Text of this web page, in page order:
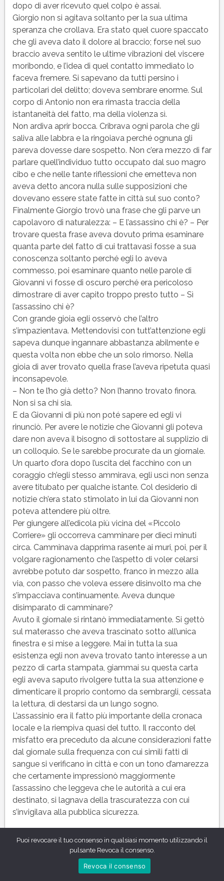
dopo di aver ricevuto quel colpo è assai.
Giorgio non si agitava soltanto per la sua ultima
speranza che crollava. Era stato quel cuore spaccato
che gli aveva dato il dolore al braccio; forse nel suo
braccio aveva sentito le ultime vibrazioni del viscere
moribondo, e l’idea di quel contatto immediato lo
faceva fremere. Si sapevano da tutti persino i
particolari del delitto; doveva sembrare enorme. Sul
corpo di Antonio non era rimasta traccia della
istantaneità del fatto, ma della violenza sì.
Non ardiva aprir bocca. Cribrava ogni parola che gli
saliva alle labbra e la ringoiava perché ognuna gli
pareva dovesse dare sospetto. Non c’era mezzo di far
parlare quell’individuo tutto occupato dal suo magro
cibo e che nelle tante riflessioni che emetteva non
aveva detto ancora nulla sulle supposizioni che
dovevano essere state fatte in città sul suo conto?
Finalmente Giorgio trovò una frase che gli parve un
capolavoro di naturalezza: – E l’assassino chi è? – Per
trovare questa frase aveva dovuto prima esaminare
quanta parte del fatto di cui trattavasi fosse a sua
conoscenza soltanto perché egli lo aveva
commesso, poi esaminare quanto nelle parole di
Giovanni vi fosse di oscuro perché era pericoloso
dimostrare di aver capito troppo presto tutto – Sì
l’assassino chi è?
Con grande gioia egli osservò che l’altro
s’impazientava. Mettendovisi con tutt’attenzione egli
sapeva dunque ingannare abbastanza abilmente e
questa volta non ebbe che un solo rimorso. Nella
gioia di aver trovato quella frase l’aveva ripetuta quasi
inconsapevole.
– Non te l’ho già detto? Non l’hanno trovato finora.
Non si sa chi sia.
E da Giovanni di più non poté sapere ed egli vi
rinunciò. Per avere le notizie che Giovanni gli poteva
dare non aveva il bisogno di sottostare al supplizio di
un colloquio. Se le sarebbe procurate da un giornale.
Un quarto d’ora dopo l’uscita del facchino con un
coraggio ch’egli stesso ammirava, egli uscì non senza
avere titubato per qualche istante. Col desiderio di
notizie ch’era stato stimolato in lui da Giovanni non
poteva attendere più oltre.
Per giungere all’edicola più vicina del «Piccolo
Corriere» gli occorreva camminare per dieci minuti
circa. Camminava dapprima rasente ai muri, poi, per il
volgare ragionamento che l’aspetto di voler celarsi
avrebbe potuto dar sospetto, franco in mezzo alla
via, con passo che voleva essere disinvolto ma che
s’impacciava continuamente. Aveva dunque
disimparato di camminare?
Avuto il giornale si rintanò immediatamente. Si gettò
sul materasso che aveva trascinato sotto all’unica
finestra e si mise a leggere. Mai in tutta la sua
esistenza egli non aveva trovato tanto interesse a un
pezzo di carta stampata, giammai su questa carta
egli aveva saputo rivolgere tutta la sua attenzione e
dimenticare il proprio contorno da sembrargli, cessata
la lettura, di destarsi da un lungo sogno.
L’assassinio era il fatto più importante della cronaca
locale e la riempiva quasi del tutto. Il racconto del
misfatto era preceduto da alcune considerazioni fatte
dal giornale sulla frequenza con cui simili fatti di
sangue si verificano in città e con un tono d’amarezza
che certamente impressionò maggiormente
l’assassino che leggeva che le autorità a cui era
destinato, si lagnava della trascuratezza con cui
s’invigilava alla pubblica sicurezza.
Leggendo a lui sembrava di odiare il giornale! Perché
quell’accanimento? Certamente anche se egli fosse
stato punito l’altro non si sarebbe risvegliato più. Non
bastava l’accanimento che già naturalmente ci
Puoi revocare il tuo consenso in qualsiasi momento utilizzando il
pulsante Revoca il consenso.
Revoca il consenso